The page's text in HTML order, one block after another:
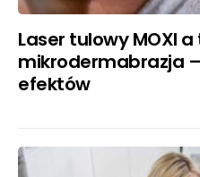
Laser tulowy MOXI
mikrodermabrazja
efektów